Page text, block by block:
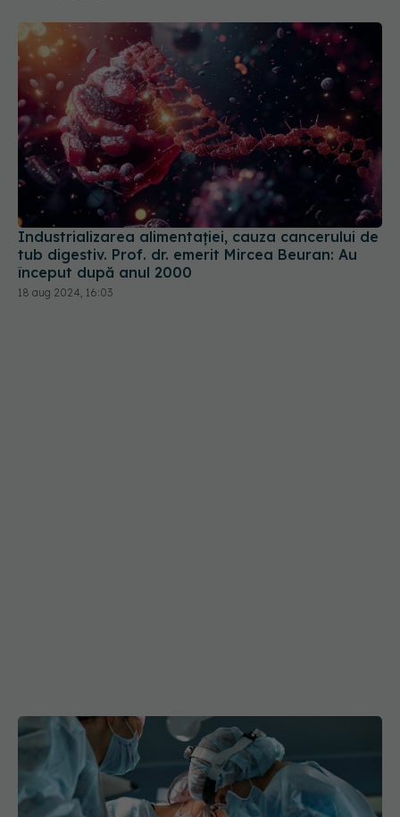
Industrializarea alimentației, cauza cancerului de
tub digestiv. Prof. dr. emerit Mircea Beuran: Au
început după anul 2000
18 aug 2024, 16:03